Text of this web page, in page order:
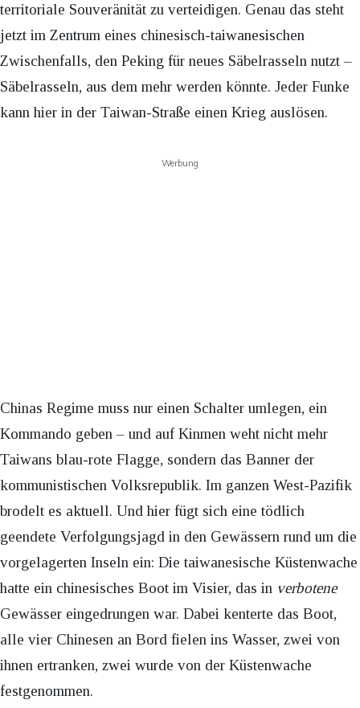
territoriale Souveränität zu verteidigen. Genau das steht
jetzt im Zentrum eines chinesisch-taiwanesischen
Zwischenfalls, den Peking für neues Säbelrasseln nutzt –
Säbelrasseln, aus dem mehr werden könnte. Jeder Funke
kann hier in der Taiwan-Straße einen Krieg auslösen.
Werbung
Chinas Regime muss nur einen Schalter umlegen, ein
Kommando geben – und auf Kinmen weht nicht mehr
Taiwans blau-rote Flagge, sondern das Banner der
kommunistischen Volksrepublik. Im ganzen West-Pazifik
brodelt es aktuell. Und hier fügt sich eine tödlich
geendete Verfolgungsjagd in den Gewässern rund um die
vorgelagerten Inseln ein: Die taiwanesische Küstenwache
hatte ein chinesisches Boot im Visier, das in verbotene
Gewässer eingedrungen war. Dabei kenterte das Boot,
alle vier Chinesen an Bord fielen ins Wasser, zwei von
ihnen ertranken, zwei wurde von der Küstenwache
festgenommen.